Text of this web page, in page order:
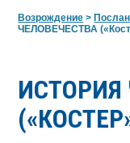
Возрождение >
ЧЕЛОВЕЧЕСТВА
ИСТОРИЯ